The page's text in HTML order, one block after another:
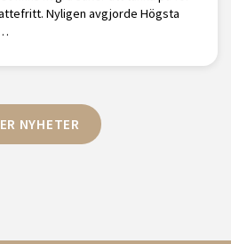
Nyligen avgjorde Högsta
NYHETER